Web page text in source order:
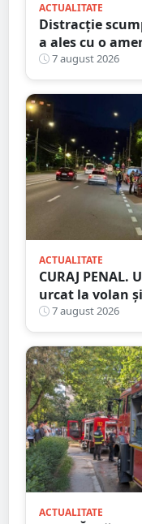
ACTUALITATE
Distracție
a ales cu o
7 august 2026
ACTUALITATE
CURAJ PENAL.
urcat la volan
Satu Mare
7 august 2026
ACTUALITATE